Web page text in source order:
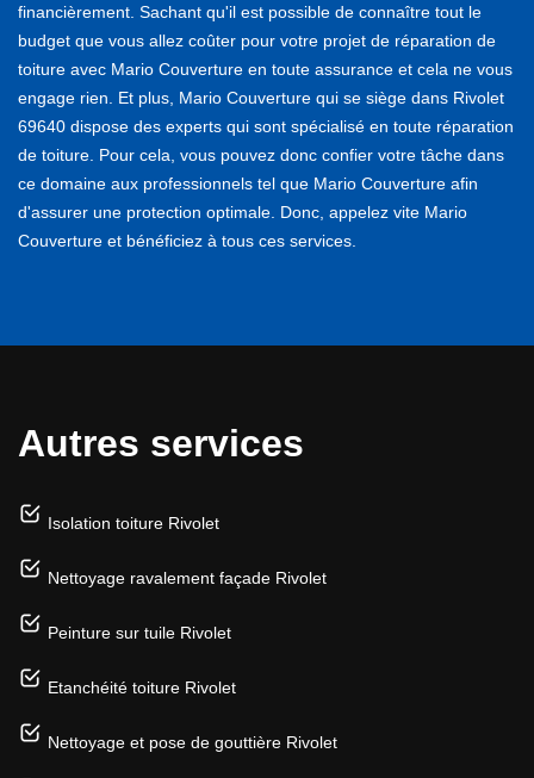
financièrement. Sachant qu'il est possible de connaître tout le
budget que vous allez coûter pour votre projet de réparation de
toiture avec Mario Couverture en toute assurance et cela ne vous
engage rien. Et plus, Mario Couverture qui se siège dans Rivolet
69640 dispose des experts qui sont spécialisé en toute réparation
de toiture. Pour cela, vous pouvez donc confier votre tâche dans
ce domaine aux professionnels tel que Mario Couverture afin
d'assurer une protection optimale. Donc, appelez vite Mario
Couverture et bénéficiez à tous ces services.
Autres services
Isolation toiture Rivolet
Nettoyage ravalement façade Rivolet
Peinture sur tuile Rivolet
Etanchéité toiture Rivolet
Nettoyage et pose de gouttière Rivolet